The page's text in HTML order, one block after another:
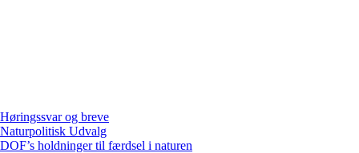
Høringssvar og breve
Naturpolitisk Udvalg
DOF’s holdninger til færdsel i naturen